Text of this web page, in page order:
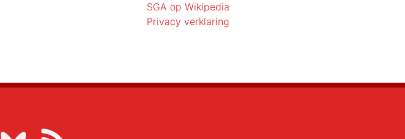
SGA op Wikipedia
Privacy verklaring